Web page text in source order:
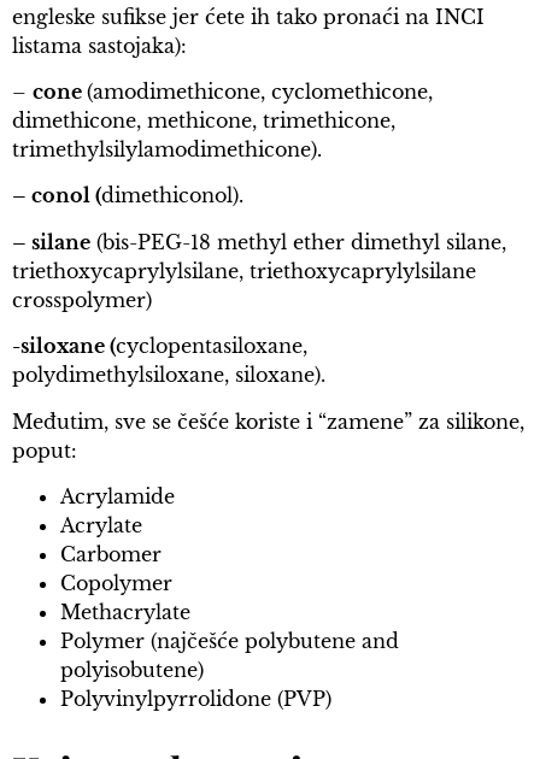
engleske sufikse jer ćete ih tako pronaći na INCI
listama sastojaka):
– cone (amodimethicone, cyclomethicone,
dimethicone, methicone, trimethicone,
trimethylsilylamodimethicone).
– conol (dimethiconol).
– silane (bis-PEG-18 methyl ether dimethyl silane,
triethoxycaprylylsilane, triethoxycaprylylsilane
crosspolymer)
-siloxane (cyclopentasiloxane,
polydimethylsiloxane, siloxane).
Međutim, sve se češće koriste i “zamene” za silikone,
poput:
Acrylamide
Acrylate
Carbomer
Copolymer
Methacrylate
Polymer (najčešće polybutene and
polyisobutene)
Polyvinylpyrrolidone (PVP)